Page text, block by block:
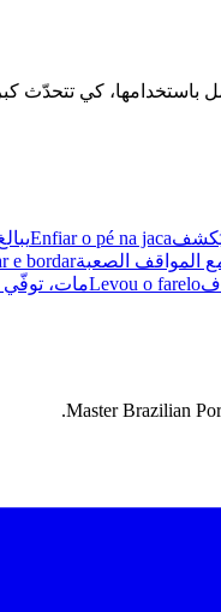
يُكشفEnfiar o pé na jaca
المواقف الصعبةe bordar
Levou o fareloمات، توفّي
Master Brazilian